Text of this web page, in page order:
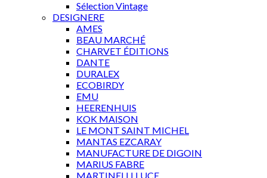
Sélection Vintage
DESIGNERE
AMES
BEAU MARCHÉ
CHARVET ÉDITIONS
DANTE
DURALEX
ECOBIRDY
EMU
HEERENHUIS
KOK MAISON
LE MONT SAINT MICHEL
MANTAS EZCARAY
MANUFACTURE DE DIGOIN
MARIUS FABRE
MARTINELLI LUCE